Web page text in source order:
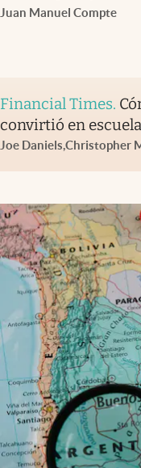
Juan Manuel Compte
Financial Times.
convirtió en
Joe Daniels,Christopher